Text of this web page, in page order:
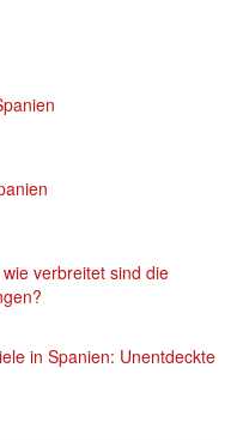
verbreitet sind die
in Spanien: Unentdeckte